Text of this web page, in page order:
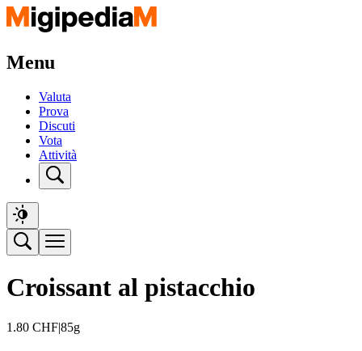
Menu
Valuta
Prova
Discuti
Vota
Attività
Croissant al pistacchio
1.80 CHF|85g